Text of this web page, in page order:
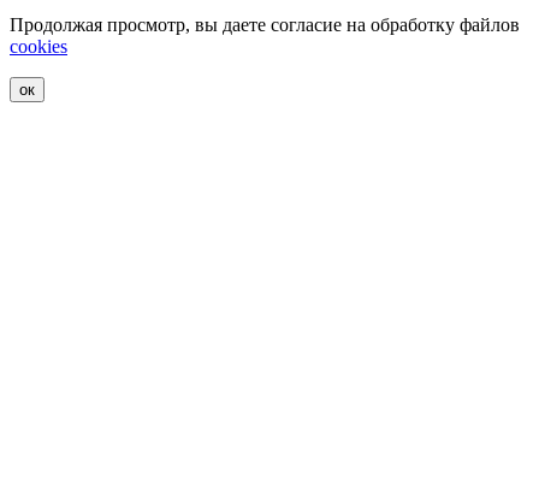
Продолжая просмотр, вы даете согласие на обработку файлов
cookies
ок